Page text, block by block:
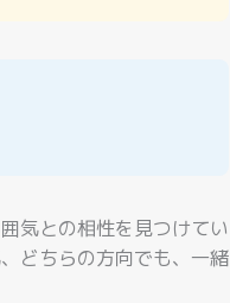
気との相性を見つけてい
どちらの方向でも、一緒